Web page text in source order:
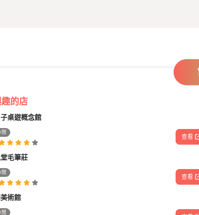
的店
桌遊概念館
閒
查看
毛筆莊
閒
查看
術館
閒